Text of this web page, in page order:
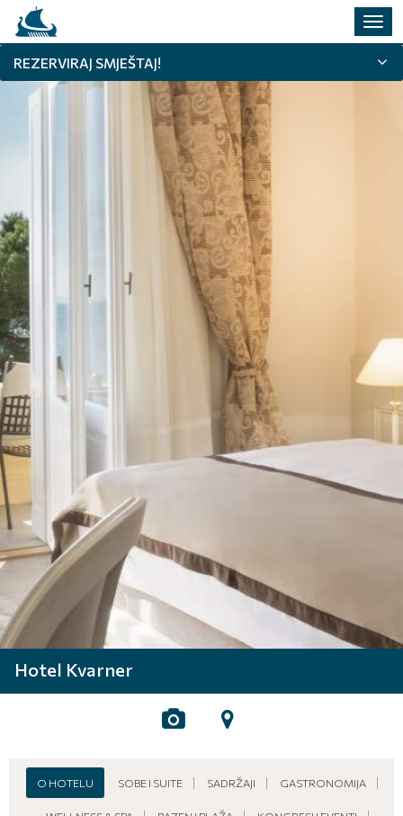
REZERVIRAJ SMJEŠTAJ!
Hotel Kvarner
O HOTELU SOBE I SUITE SADRŽAJI GASTRONOMIJA